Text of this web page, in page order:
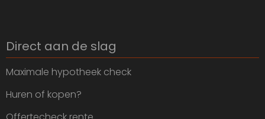
Direct aan de slag
Maximale hypotheek check
Huren of kopen?